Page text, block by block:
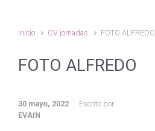
Inicio CV jornadas FOTO ALFREDO
FOTO ALFREDO
30 mayo, 2022
Escrito por
EVAIN